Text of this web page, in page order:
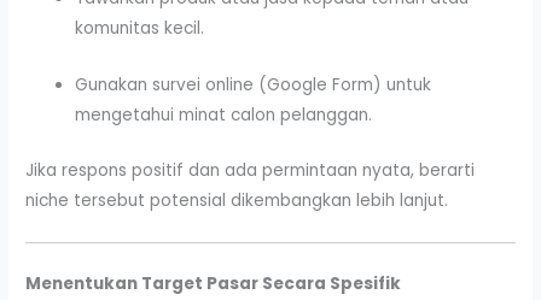
komunitas kecil.
Gunakan survei online (Google Form) untuk
mengetahui minat calon pelanggan.
Jika respons positif dan ada permintaan nyata, berarti
niche tersebut potensial dikembangkan lebih lanjut.
Menentukan Target Pasar Secara Spesifik